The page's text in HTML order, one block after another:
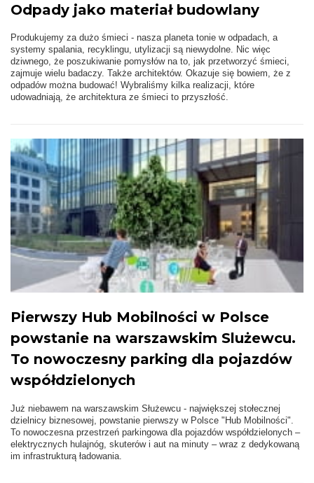
Odpady jako materiał budowlany
Produkujemy za dużo śmieci - nasza planeta tonie w odpadach, a
systemy spalania, recyklingu, utylizacji są niewydolne. Nic więc
dziwnego, że poszukiwanie pomysłów na to, jak przetworzyć śmieci,
zajmuje wielu badaczy. Także architektów. Okazuje się bowiem, że z
odpadów można budować! Wybraliśmy kilka realizacji, które
udowadniają, że architektura ze śmieci to przyszłość.
Pierwszy Hub Mobilności w Polsce
powstanie na warszawskim Slużewcu.
To nowoczesny parking dla pojazdów
współdzielonych
Już niebawem na warszawskim Służewcu - największej stołecznej
dzielnicy biznesowej, powstanie pierwszy w Polsce "Hub Mobilności".
To nowoczesna przestrzeń parkingowa dla pojazdów współdzielonych –
elektrycznych hulajnóg, skuterów i aut na minuty – wraz z dedykowaną
im infrastrukturą ładowania.